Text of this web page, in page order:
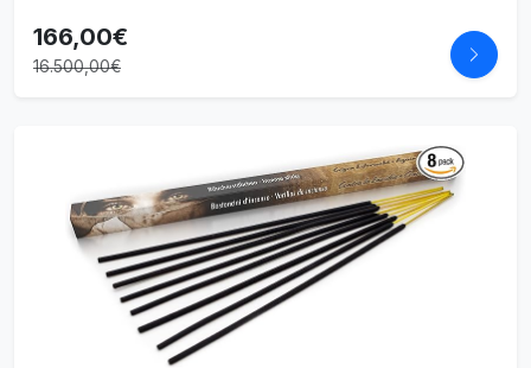
166,00€
16.500,00€